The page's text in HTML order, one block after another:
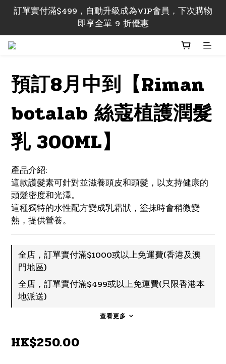
訂單 實付滿$499，即享香港本地包郵; 實付滿$1000
即享香港及澳門地區包郵
訂單實付滿$499，自動升級成為VIP會員，下次購物
即享全單 9 折優惠
訂單 實付滿$499，即享香港本地包郵; 實付滿$1000
預訂8月中到【Riman
botalab 絲蔻植護潤髮
乳 300ML】
產品介紹:
這款護髮素可針對並滋養頭皮和頭髮，以支持健康的
頭髮密度和光澤。
這種獨特的水性配方變成乳霜狀，塗抹時會稍微變
熱，提供營養。
全店，訂單實付滿$1000或以上免運費(香港及澳
門地區)
全店，訂單實付滿$499或以上免運費(只限香港本
地派送)
查看更多
HK$250.00